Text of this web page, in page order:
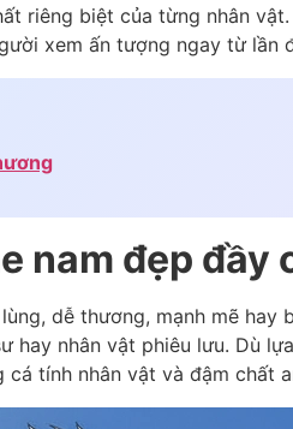
riêng biệt của từng nhân
xem ấn tượng ngay từ lần
nam đẹp đầy
dễ thương, mạnh mẽ
hay nhân vật phiêu lưu. Dù
tính nhân vật và đậm chất